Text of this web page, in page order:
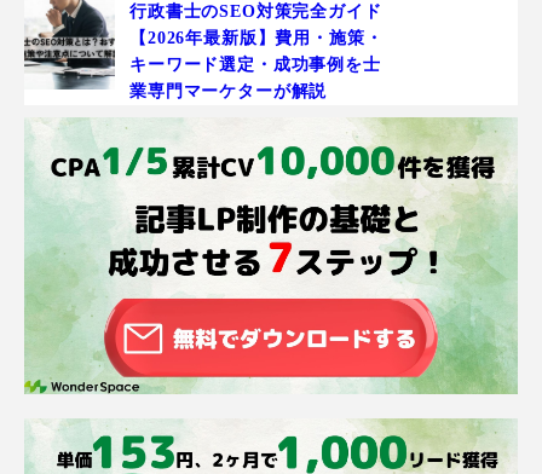
行政書士のSEO対策完全ガイド
【2026年最新版】費用・施策・
キーワード選定・成功事例を士
業専門マーケターが解説